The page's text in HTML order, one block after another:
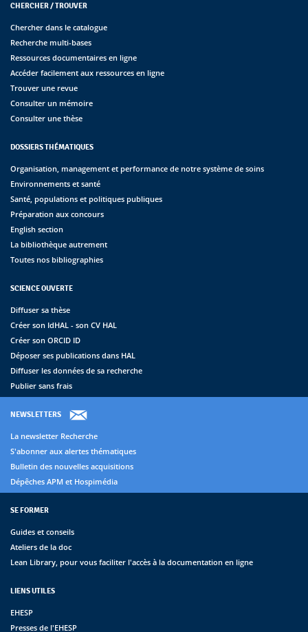
CHERCHER / TROUVER
Chercher dans le catalogue
Recherche multi-bases
Ressources documentaires en ligne
Accéder facilement aux ressources en ligne
Trouver une revue
Consulter un mémoire
Consulter une thèse
DOSSIERS THÉMATIQUES
Organisation, management et performance de notre système de soins
Environnements et santé
Santé, populations et politiques publiques
Préparation aux concours
English section
La bibliothèque autrement
Toutes nos bibliographies
SCIENCE OUVERTE
Diffuser sa thèse
Créer son IdHAL - son CV HAL
Créer son ORCID ID
Déposer ses publications dans HAL
Diffuser les données de sa recherche
Publier sans frais
NEWSLETTERS
La newsletter Recherche
S'abonner aux alertes thématiques
Bulletin des nouvelles acquisitions
Dépêches APM et Hospimédia
SE FORMER
Guides et conseils
Ateliers de la doc
Lean Library, pour vous faciliter l'accès à la documentation en ligne
LIENS UTILES
EHESP
Presses de l'EHESP